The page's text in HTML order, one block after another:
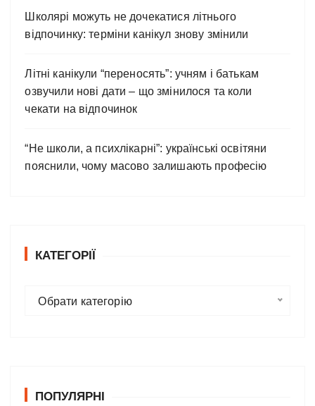
Школярі можуть не дочекатися літнього
відпочинку: терміни канікул знову змінили
Літні канікули “переносять”: учням і батькам
озвучили нові дати – що змінилося та коли
чекати на відпочинок
“Не школи, а психлікарні”: українські освітяни
пояснили, чому масово залишають професію
КАТЕГОРІЇ
р
Обрати категорію
ПОПУЛЯРНІ